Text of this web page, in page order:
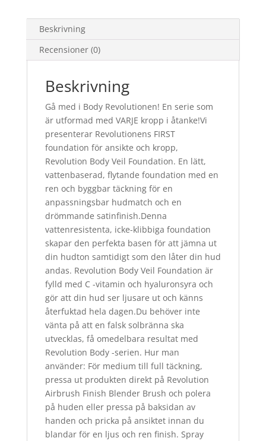
Beskrivning
Recensioner (0)
Beskrivning
Gå med i Body Revolutionen! En serie som
är utformad med VARJE kropp i åtanke!Vi
presenterar Revolutionens FIRST
foundation för ansikte och kropp,
Revolution Body Veil Foundation. En lätt,
vattenbaserad, flytande foundation med en
ren och byggbar täckning för en
anpassningsbar hudmatch och en
drömmande satinfinish.Denna
vattenresistenta, icke-klibbiga foundation
skapar den perfekta basen för att jämna ut
din hudton samtidigt som den låter din hud
andas. Revolution Body Veil Foundation är
fylld med C -vitamin och hyaluronsyra och
gör att din hud ser ljusare ut och känns
återfuktad hela dagen.Du behöver inte
vänta på att en falsk solbränna ska
utvecklas, få omedelbara resultat med
Revolution Body -serien. Hur man
använder: För medium till full täckning,
pressa ut produkten direkt på Revolution
Airbrush Finish Blender Brush och polera
på huden eller pressa på baksidan av
handen och pricka på ansiktet innan du
blandar för en ljus och ren finish. Spray